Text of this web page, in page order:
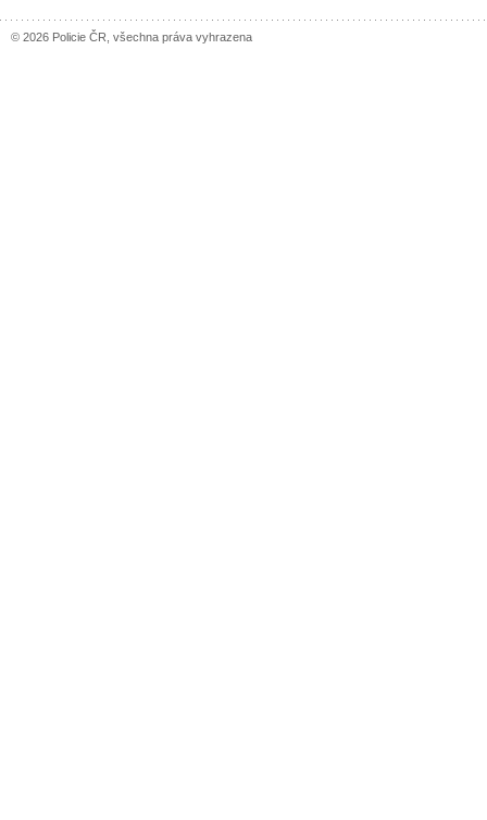
© 2026 Policie ČR, všechna práva vyhrazena